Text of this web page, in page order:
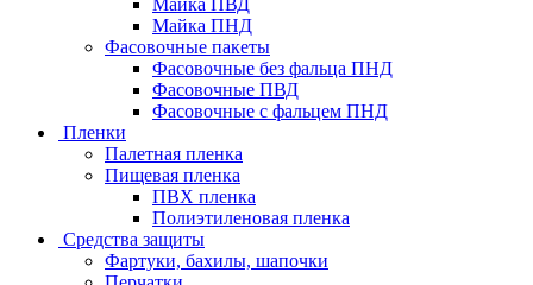
Майка ПВД
Майка ПНД
Фасовочные пакеты
Фасовочные без фальца ПНД
Фасовочные ПВД
Фасовочные с фальцем ПНД
Пленки
Палетная пленка
Пищевая пленка
ПВХ пленка
Полиэтиленовая пленка
Средства защиты
Фартуки, бахилы, шапочки